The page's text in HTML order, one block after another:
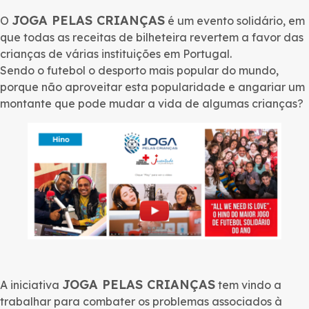
O JOGA PELAS CRIANÇAS é um evento solidário, em
que todas as receitas de bilheteira revertem a favor das
crianças de várias instituições em Portugal.
Sendo o futebol o desporto mais popular do mundo,
porque não aproveitar esta popularidade e angariar um
montante que pode mudar a vida de algumas crianças?
A iniciativa JOGA PELAS CRIANÇAS tem vindo a
trabalhar para combater os problemas associados à